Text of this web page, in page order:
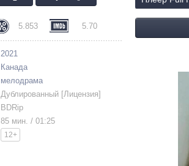
5.853 5.70
2021
Канада
мелодрама
Дублированный [Лицензия]
BDRip
85 мин. / 01:25
12+